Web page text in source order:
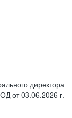
директора
от 03.06.2026 г.